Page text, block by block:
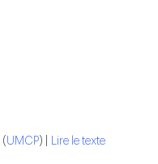
( UMCP) |
Lire le texte